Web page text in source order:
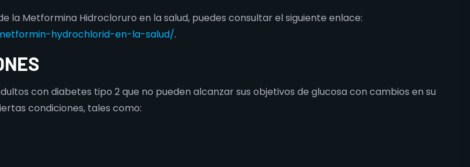
Metformina Hidrocloruro en la salud, puedes consultar el siguiente enlace:
hydrochlorid-en-la-salud/.
con diabetes tipo 2 que no pueden alcanzar sus objetivos de glucosa con cambios en su
condiciones, tales como: